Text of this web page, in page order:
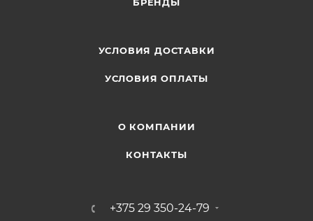
УСЛОВИЯ ДОСТАВКИ
УСЛОВИЯ ОПЛАТЫ
О КОМПАНИИ
КОНТАКТЫ
+375 29 350-24-79